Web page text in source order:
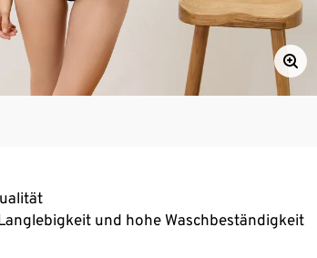
und hohe Waschbeständigkeit